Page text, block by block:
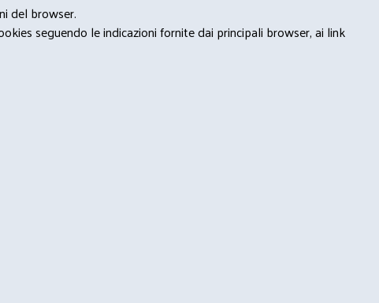
del browser.
seguendo le indicazioni fornite dai principali browser, ai link